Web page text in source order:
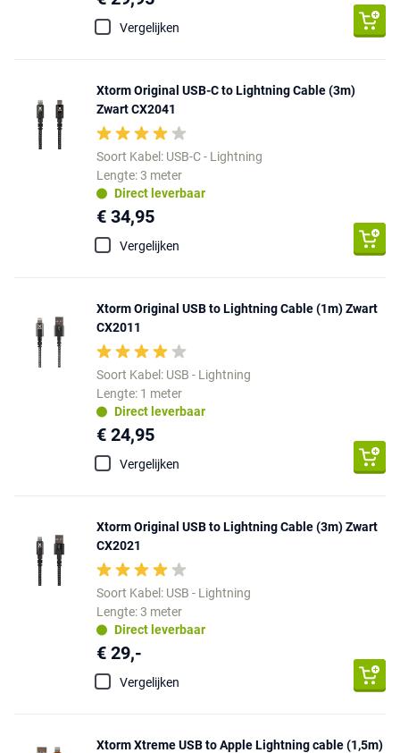
Vergelijken
Xtorm Original USB-C to Lightning Cable (3m)
Zwart CX2041
Soort Kabel: USB-C - Lightning
Lengte: 3 meter
Direct leverbaar
€ 34,95
Vergelijken
Xtorm Original USB to Lightning Cable (1m) Zwart
CX2011
Soort Kabel: USB - Lightning
Lengte: 1 meter
Direct leverbaar
€ 24,95
Vergelijken
Xtorm Original USB to Lightning Cable (3m) Zwart
CX2021
Soort Kabel: USB - Lightning
Lengte: 3 meter
Direct leverbaar
€ 29,-
Vergelijken
Xtorm Xtreme USB to Apple Lightning cable (1,5m)